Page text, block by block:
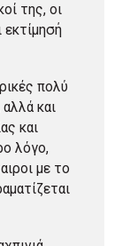
της, οι
εκτίμησή
πολύ
και
και
λόγο,
με το